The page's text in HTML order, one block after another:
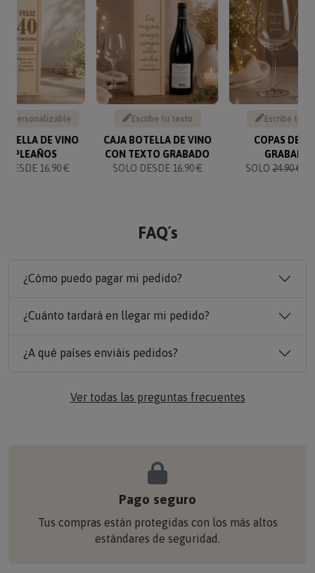
personalizable
DE VINO
DESDE 16.90 €
Escribe tu texto
CAJA BOTELLA DE VINO
CON TEXTO GRABADO
SOLO DESDE 16.90 €
Escribe tu
COPAS DE
SOLO24.90 €
FAQ´s
¿Cómo puedo pagar mi pedido?
¿Cuánto tardará en llegar mi pedido?
¿A qué países enviáis pedidos?
Ver todas las preguntas frecuentes
Pago seguro
Tus compras están protegidas con los más altos
estándares de seguridad.